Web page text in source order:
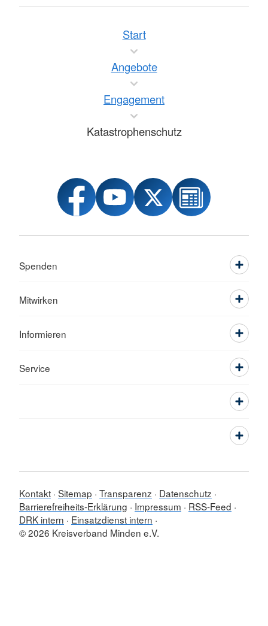
Start
Angebote
Engagement
Katastrophenschutz
Spenden
Mitwirken
Informieren
Service
Kontakt Sitemap Transparenz
Datenschutz
Barrierefreiheits-Erklärung
Impressum
RSS-Feed
DRK intern
Einsatzdienst intern
© 2026 Kreisverband Minden e.V.